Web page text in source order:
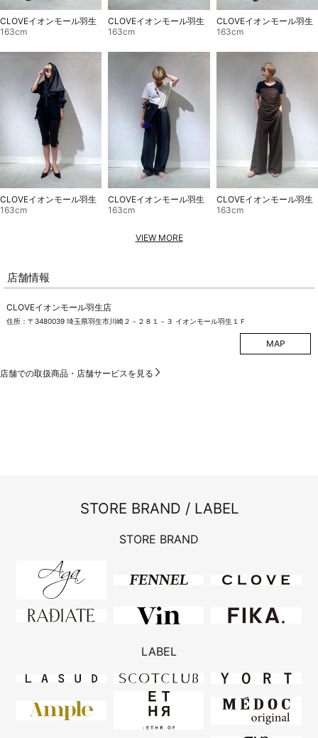
CLOVEイオンモール羽生
163cm
CLOVEイオンモール羽生
163cm
CLOVEイオンモール羽生
163cm
CLOVEイオンモール羽生
163cm
CLOVEイオンモール羽生
163cm
CLOVEイオンモール羽生
163cm
VIEW MORE
店舗情報
CLOVEイオンモール羽生店
住所：〒3480039 埼玉県羽生市川崎２－２８１－３ イオンモール羽生１Ｆ
MAP
店舗での取扱商品・店舗サービスを見る
STORE BRAND / LABEL
STORE BRAND
LABEL